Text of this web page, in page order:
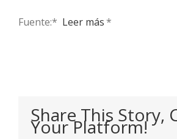
Fuente:* ​ Leer más*
Share This Story,
Your Platform!